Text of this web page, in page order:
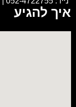
איך להגיע